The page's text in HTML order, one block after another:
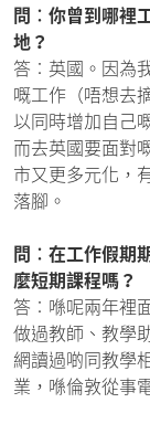
問︰你曾到哪裡
地？
答︰英國。因為
嘅工作（唔想去
以同時增加自己
而去英國要面對
市又更多元化，
落腳。
問︰在工作假期
麼短期課程嗎？
答︰喺呢兩年裡
做過教師、教學
網讀過啲同教學
業，喺倫敦從事